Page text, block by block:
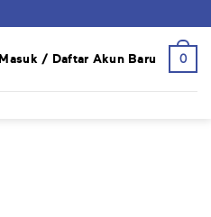
Masuk / Daftar Akun Baru 0